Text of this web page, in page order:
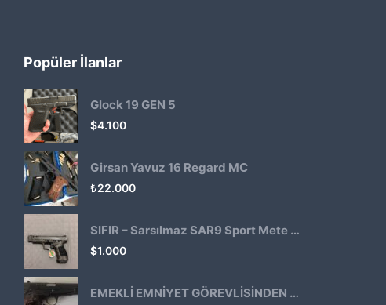
Popüler İlanlar
Glock 19 GEN 5
$4.100
Girsan Yavuz 16 Regard MC
₺22.000
SIFIR – Sarsılmaz SAR9 Sport Mete Haki
$1.000
EMEKLİ EMNİYET GÖREVLİSİNDEN ATMACA 53 KLASİK14